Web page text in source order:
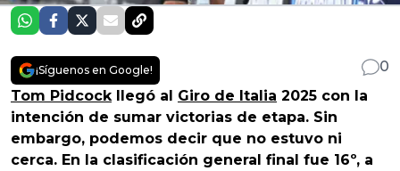
¡Síguenos en Google!
0
Tom Pidcock llegó al Giro de Italia 2025 con la
intención de sumar victorias de etapa. Sin
embargo, podemos decir que no estuvo ni
cerca. En la clasificación general final fue 16º, a